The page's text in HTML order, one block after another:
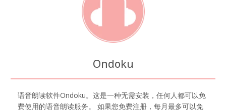
Ondoku
语音朗读软件Ondoku。这是一种无需安装，任何人都可以免
费使用的语音朗读服务。 如果您免费注册，每月最多可以免